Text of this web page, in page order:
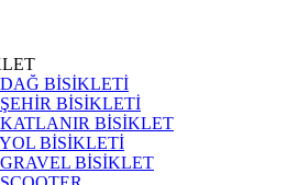
BİSİKLETİ
BİSİKLETİ
BİSİKLET
BİSİKLETİ
BİSİKLET